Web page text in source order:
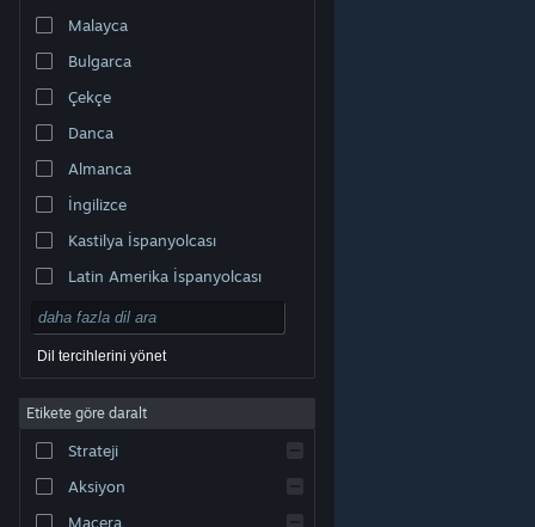
markalar, ABD ve diğer ülkelerde ilgili sahiplerinin
Erişilebilirlik |
Çerezler
Malayca
Bulgarca
Çekçe
Danca
Almanca
İngilizce
Kastilya İspanyolcası
Latin Amerika İspanyolcası
Dil tercihlerini yönet
Etikete göre daralt
Strateji
Aksiyon
Macera